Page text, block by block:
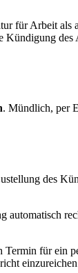
für Arbeit als
Kündigung des
. Mündlich, per
des
für ein